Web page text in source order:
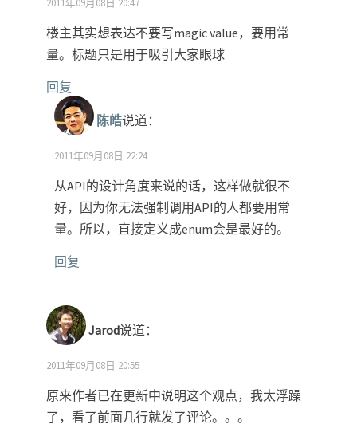
楼主其实想表达不要写magic value，要用常
量。标题只是用于吸引大家眼球
回复
陈皓说道：
2011年09月08日 22:24
从API的设计角度来说的话，这样做就很不
好，因为你无法强制调用API的人都要用常
量。所以，直接定义成enum会是最好的。
回复
Jarod说道：
2011年09月08日 20:55
原来作者已在更新中说明这个观点，我太浮躁
了，看了前面几行就发了评论。。。